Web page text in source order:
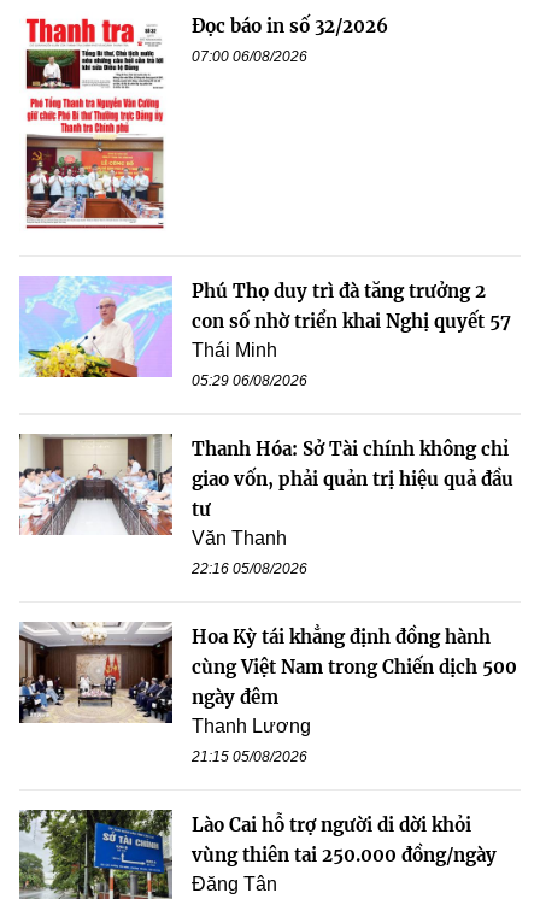
Đọc báo in số 32/2026
07:00 06/08/2026
Phú Thọ duy trì đà tăng trưởng 2
con số nhờ triển khai Nghị quyết 57
Thái Minh
05:29 06/08/2026
Thanh Hóa: Sở Tài chính không chỉ
giao vốn, phải quản trị hiệu quả đầu
tư
Văn Thanh
22:16 05/08/2026
Hoa Kỳ tái khẳng định đồng hành
cùng Việt Nam trong Chiến dịch 500
ngày đêm
Thanh Lương
21:15 05/08/2026
Lào Cai hỗ trợ người di dời khỏi
vùng thiên tai 250.000 đồng/ngày
Đăng Tân